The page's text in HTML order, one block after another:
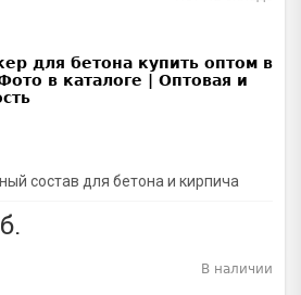
состав для бетона и кирпича
В наличии